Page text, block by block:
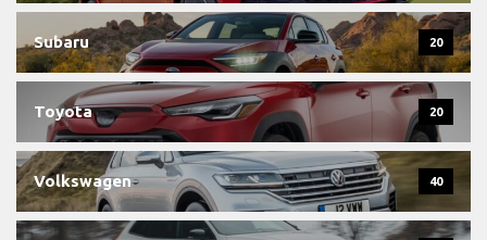
Subaru 20
Toyota 20
Volkswagen 40